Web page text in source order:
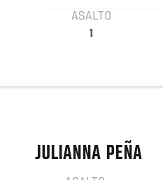
ASALTO
1
JULIANNA PEÑA